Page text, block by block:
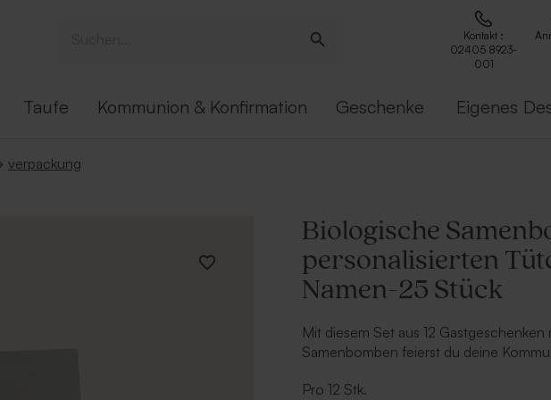
Kontakt :
02405 8923-
001
Taufe Kommunion & Konfirmation Geschenke Eigenes
verpackung
Biologische
personalisierten
Namen-25 Stück
Mit diesem Set aus 12
Samenbomben feierst du deine
lässt sich ganz einfach in unserem
Pro 12 Stk.